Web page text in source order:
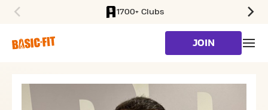
1700+ Clubs
JOIN